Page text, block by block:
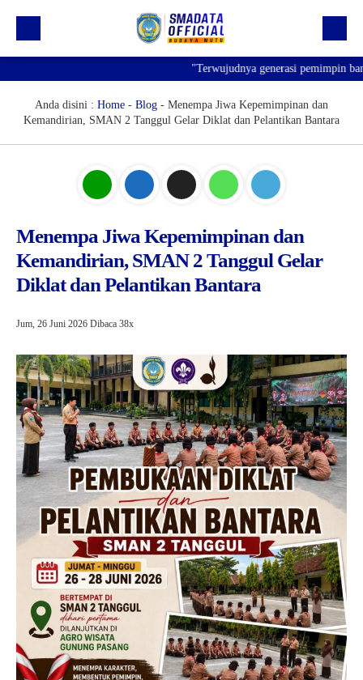
Profil
"Terwujudnya generasi pemimpin
Anda disini : Home - Blog - Menempa Jiwa Kepemimpinan dan
Kemandirian, SMAN 2 Tanggul Gelar Diklat dan Pelantikan Bantara
Menempa Jiwa Kepemimpinan dan
Kemandirian, SMAN 2 Tanggul Gelar
Diklat dan Pelantikan Bantara
Jum, 26 Juni 2026 Dibaca 38x